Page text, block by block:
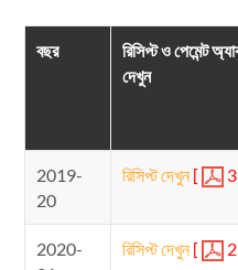
2019-
20
রিসিপ্ট দেখুন [
2020-
রিসিপ্ট দেখুন [
বছর
রিসিপ্ট ও পেমেন্ট
দেখুন